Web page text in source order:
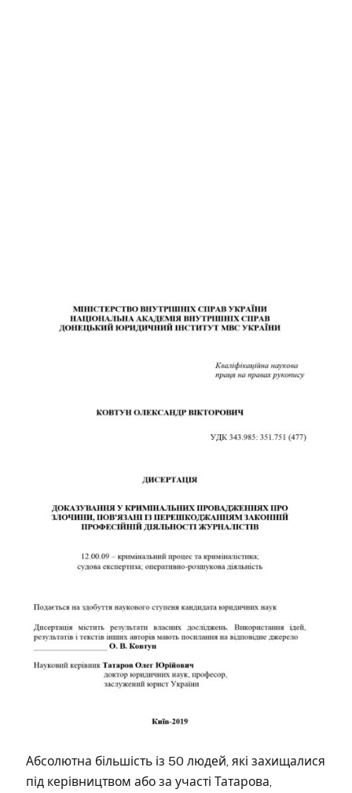
Абсолютна більшість із 50 людей, які захищалися
під керівництвом або за участі Татарова,